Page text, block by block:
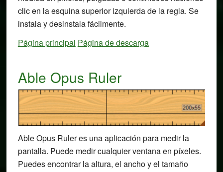
clic en la esquina superior izquierda de la regla. Se
instala y desinstala fácilmente.
Página principal Página de descarga
Able Opus Ruler
Able Opus Ruler es una aplicación para medir la
pantalla. Puede medir cualquier ventana en píxeles.
Puedes encontrar la altura, el ancho y el tamaño